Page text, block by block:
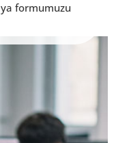
formumuzu